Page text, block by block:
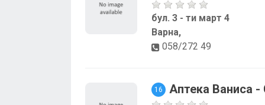
бул. 3 - ти март 4
Варна,
058/272 49
16 Аптека Ваниса